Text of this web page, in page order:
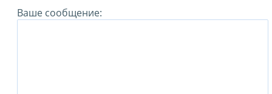
Ваше сообщение: